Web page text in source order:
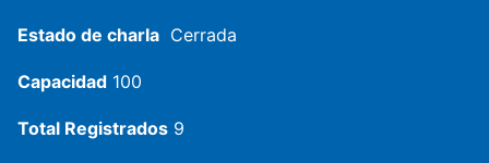
Estado de charla Cerrada
Capacidad 100
Total Registrados 9